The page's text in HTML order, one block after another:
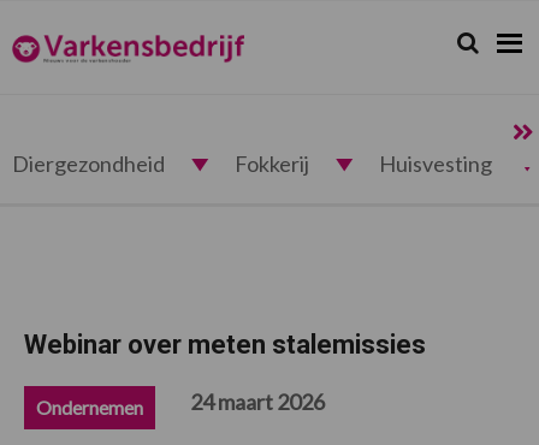
de
hoofdnavigatie
de
hoofd
de
eerste
de
voettekst
Varkensbedrijf.nl Zoeken...
Zoek
Diergezondheid Fokkerij Huisvesting
Webinar over meten stalemissies
Ondernemen 24 maart 2026